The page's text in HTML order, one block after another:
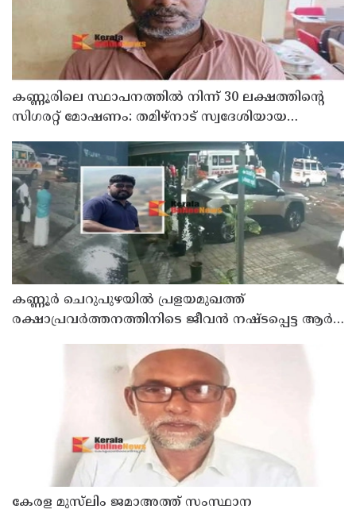
കണ്ണൂരിലെ സ്ഥാപനത്തിൽ നിന്ന് 30 ലക്ഷത്തിന്റെ
സിഗരറ്റ് മോഷണം: തമിഴ്‌നാട് സ്വദേശിയായ
കണ്ണൂർ ചെറുപുഴയിൽ പ്രളയമുഖത്ത്
രക്ഷാപ്രവർത്തനത്തിനിടെ ജീവൻ നഷ്ടപ്പെട്ട ആർ.
കാണിച്ചതായി ആരോപണം
കേരള മുസ്‌ലിം ജമാഅത്ത് സംസ്ഥാന